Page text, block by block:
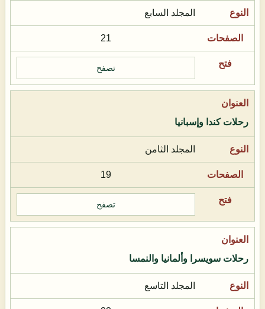
المجلد السابع
21
تصفح
رحلات كندا وإسبانيا
المجلد الثامن
19
تصفح
رحلات سويسرا وألمانيا والنمسا
المجلد التاسع